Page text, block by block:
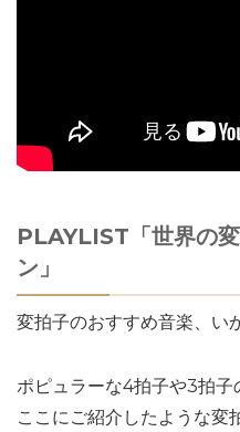
PLAYLIST「世界の
ン」
変拍子のおすすめ音楽、い
ポピュラーな4拍子や3拍子
ここにご紹介したような変